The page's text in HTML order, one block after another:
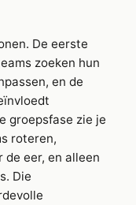
De eerste
zoeken hun
en de
groepsfase zie je
roteren,
de eer, en alleen
Die